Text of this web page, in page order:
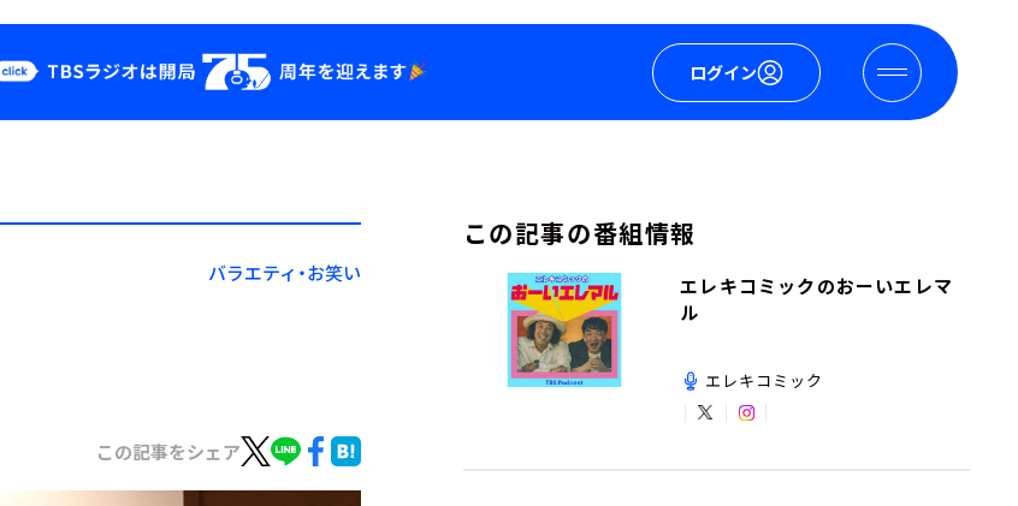
ログイン
YouTube
会社情報
バラエティ・お笑い
この記事をシェア
この記事の番組情報
エレキコミックのおーいエレマ
ル
エレキコミック